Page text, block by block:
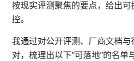
按现实评测聚焦的要点，给出
控。
我通过对公开评测、厂商文档与
对，梳理出以下“可落地”的名